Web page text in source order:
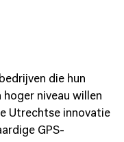
die hun
hoger niveau willen
Utrechtse innovatie
GPS-